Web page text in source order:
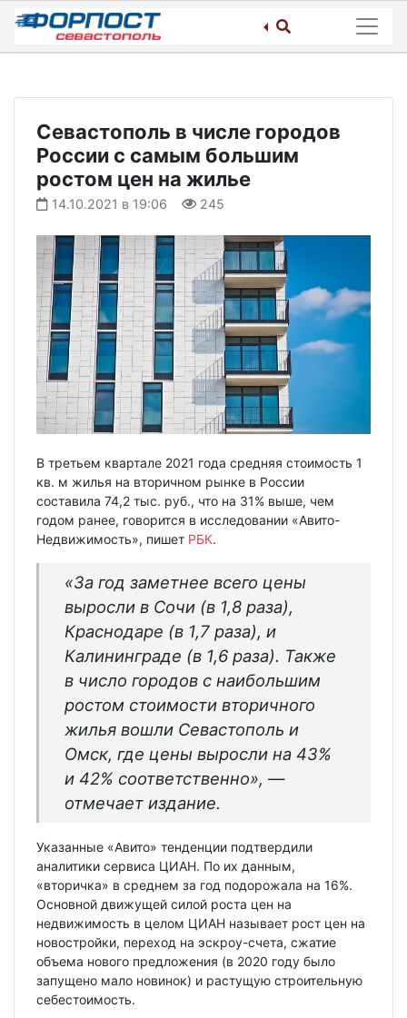
Skip
content
Севастополь в числе городов
России с самым большим
ростом цен на жилье
14.10.2021 в 19:06 245
В третьем квартале 2021 года средняя стоимость 1
кв. м жилья на вторичном рынке в России
составила 74,2 тыс. руб., что на 31% выше, чем
годом ранее, говорится в исследовании «Авито-
Недвижимость», пишет РБК.
«За год заметнее всего цены
выросли в Сочи (в 1,8 раза),
Краснодаре (в 1,7 раза), и
Калининграде (в 1,6 раза). Также
в число городов с наибольшим
ростом стоимости вторичного
жилья вошли Севастополь и
Омск, где цены выросли на 43%
и 42% соответственно», —
отмечает издание.
Указанные «Авито» тенденции подтвердили
аналитики сервиса ЦИАН. По их данным,
«вторичка» в среднем за год подорожала на 16%.
Основной движущей силой роста цен на
недвижимость в целом ЦИАН называет рост цен на
новостройки, переход на эскроу-счета, сжатие
объема нового предложения (в 2020 году было
запущено мало новинок) и растущую строительную
себестоимость.